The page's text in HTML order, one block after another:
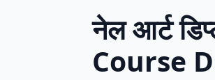
नेल आर्ट
Course